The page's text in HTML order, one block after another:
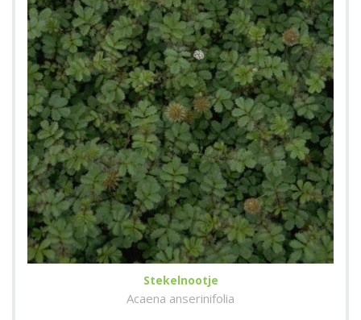
Stekelnootje
Acaena anserinifolia